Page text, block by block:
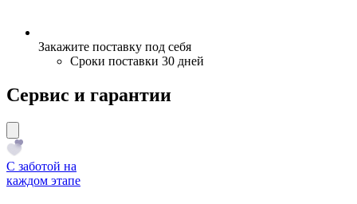
Закажите поставку под себя
Сроки поставки 30 дней
Сервис и гарантии
С заботой на
каждом этапе